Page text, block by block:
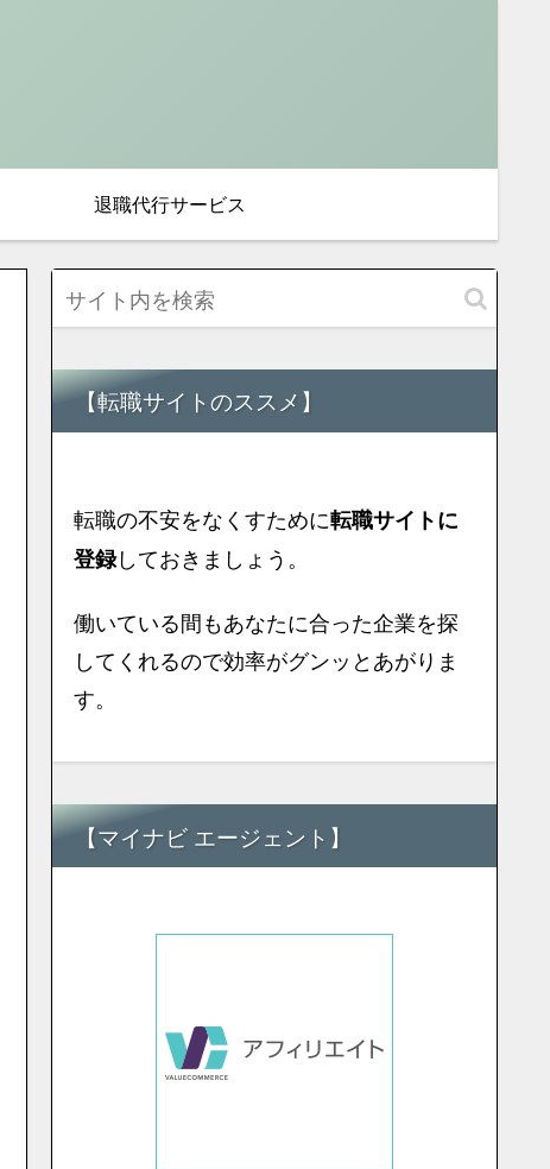
退職代行サービス
【転職サイトのススメ】
転職の不安をなくすために転職サイトに
登録しておきましょう。
働いている間もあなたに合った企業を探
してくれるので効率がグンッとあがりま
す。
【マイナビ エージェント】